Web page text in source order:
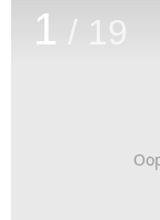
1 / 19